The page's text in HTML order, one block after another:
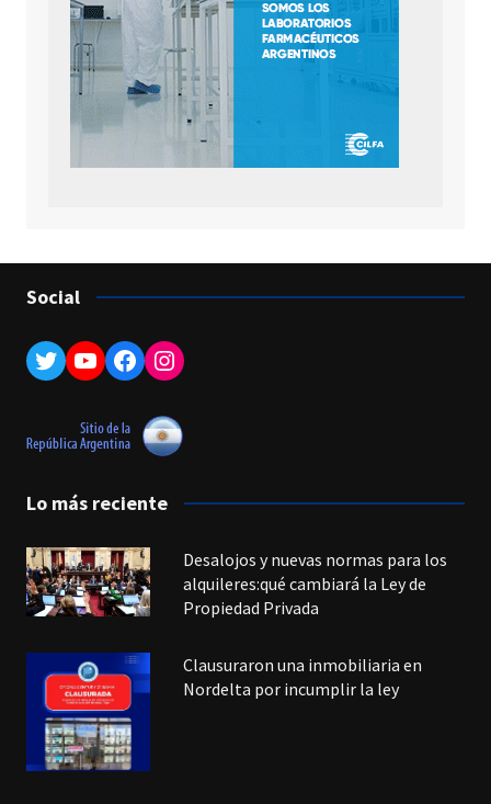
Social
Twitter
YouTube
Facebook
Instagram
Lo más reciente
Desalojos y nuevas normas para los
alquileres:qué cambiará la Ley de
Propiedad Privada
Clausuraron una inmobiliaria en
Nordelta por incumplir la ley